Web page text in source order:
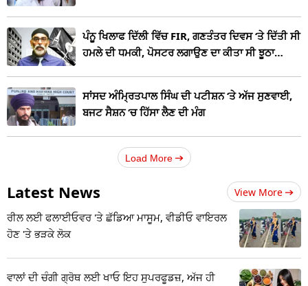
ਪੰਨੂ ਖਿਲਾਫ ਦਿੱਲੀ ਵਿੱਚ FIR, ਗਣਤੰਤਰ ਦਿਵਸ ‘ਤੇ ਦਿੱਤੀ ਸੀ
ਹਮਲੇ ਦੀ ਧਮਕੀ, ਪੋਸਟਰ ਲਗਾਉਣ ਦਾ ਕੀਤਾ ਸੀ ਝੂਠਾ
ਸਾਂਸਦ ਅੰਮ੍ਰਿਤਪਾਲ ਸਿੰਘ ਦੀ ਪਟੀਸ਼ਨ ‘ਤੇ ਅੱਜ ਸੁਣਵਾਈ,
ਬਜਟ ਸੈਸ਼ਨ ‘ਚ ਹਿੱਸਾ ਲੈਣ ਦੀ ਮੰਗ
Load More
Latest News View More
ਰੀਲ ਲਈ ਫਲਾਈਓਵਰ 'ਤੇ ਛੱਡਿਆ ਮਾਸੂਮ, ਵੀਡੀਓ ਵਾਇਰਲ
ਹੋਣ 'ਤੇ ਭੜਕੇ ਲੋਕ
ਵਾਲਾਂ ਦੀ ਚੰਗੀ ਗ੍ਰੋਥ ਲਈ ਖਾਓ ਇਹ ਸੁਪਰਫੂਡਜ਼, ਅੱਜ ਹੀ